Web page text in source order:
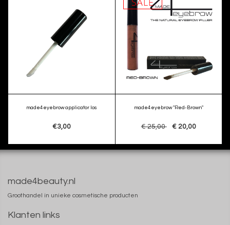
made4eyebrow applicator los
€3,00
made4eyebrow "Red-Brown"
€ 25,00 € 20,00
made4beauty.nl
Groothandel in unieke cosmetische producten
Klanten links